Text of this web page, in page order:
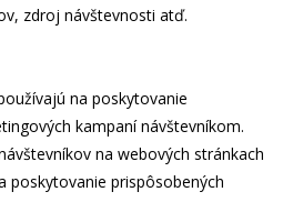
zdroj návštevnosti atď.
na poskytovanie
kampaní návštevníkom.
na webových stránkach
poskytovanie prispôsobených